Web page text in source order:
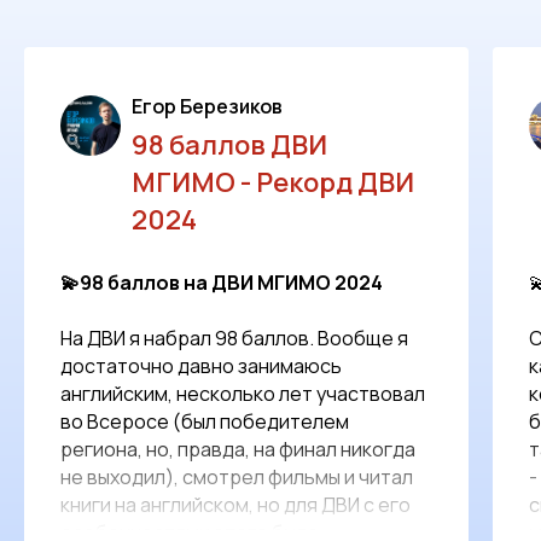
Егор Березиков
98 баллов ДВИ
МГИМО - Рекорд ДВИ
2024
💫98 баллов на ДВИ МГИМО 2024
На ДВИ я набрал 98 баллов. Вообще я
достаточно давно занимаюсь
английским, несколько лет участвовал
во Всеросе (был победителем
региона, но, правда, на финал никогда
не выходил), смотрел фильмы и читал
книги на английском, но для ДВИ с его